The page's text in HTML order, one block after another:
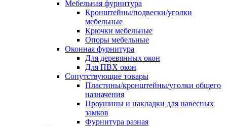
Мебельная фурнитура
Кронштейны/подвески/уголки
мебельные
Крючки мебельные
Опоры мебельные
Оконная фурнитура
Для деревянных окон
Для ПВХ окон
Сопутствующие товары
Пластины/кронштейны/уголки общего
назначения
Проушины и накладки для навесных
замков
Фурнитура разная